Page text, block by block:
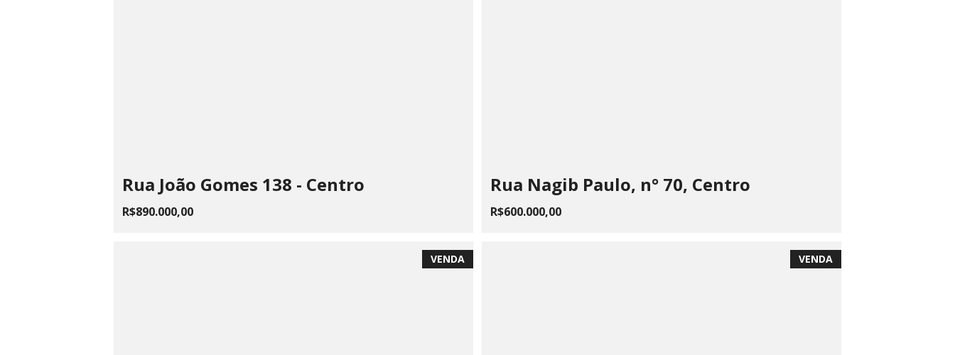
Rua João Gomes 138 - Centro
R$890.000,00
Rua Nagib Paulo, n° 70, Centro
R$600.000,00
VENDA VENDA